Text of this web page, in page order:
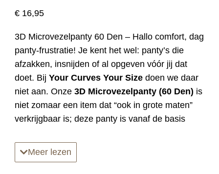
€ 16,95
3D Microvezelpanty 60 Den – Hallo comfort, dag
panty-frustratie! Je kent het wel: panty’s die
afzakken, insnijden of al opgeven vóór jij dat
doet. Bij Your Curves Your Size doen we daar
niet aan. Onze 3D Microvezelpanty (60 Den) is
niet zomaar een item dat “ook in grote maten”
verkrijgbaar is; deze panty is vanaf de basis
Aantrekken, je goed voelen en gaan. Zonder
nadenken, de hele dag door.
Meer lezen